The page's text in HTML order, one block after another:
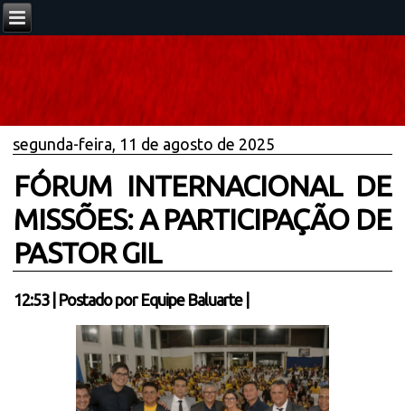
segunda-feira, 11 de agosto de 2025
FÓRUM INTERNACIONAL DE
MISSÕES: A PARTICIPAÇÃO DE
PASTOR GIL
12:53| Postado por Equipe Baluarte